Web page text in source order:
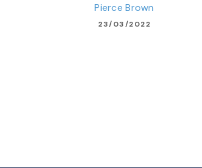
Pierce Brown
23/03/2022